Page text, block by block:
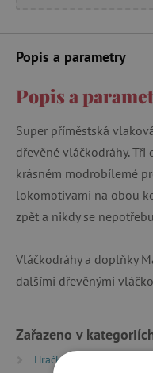
Popis a parametry
Popis a
Super příměstská
dřevěné vláčkodráhy.
krásném modrobílemé
lokomotivami na obou
zpět a nikdy se
Vláčkodráhy a doplňky
dalšími dřevěnými
Zařazeno v
Hračky dle typu